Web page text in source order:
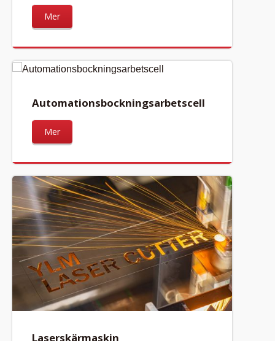
Mer
Automationsbockningsarbetscell
Mer
Laserskärmaskin